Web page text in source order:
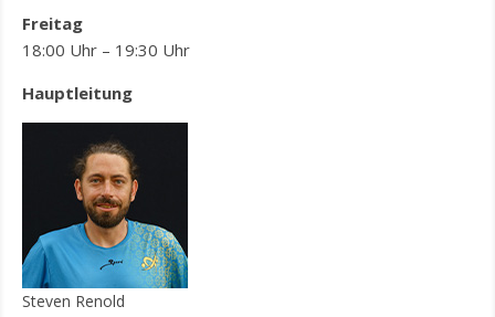
Freitag
18:00 Uhr – 19:30 Uhr
Hauptleitung
Steven Renold